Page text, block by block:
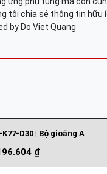
tôi chia sẻ thông tin
by Do Viet Quang
K77-D30 | Bộ gioăng A
₫